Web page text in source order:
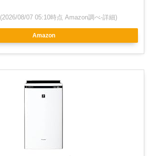
(2026/08/07 05:10時点 Amazon調べ-詳細)
Amazon